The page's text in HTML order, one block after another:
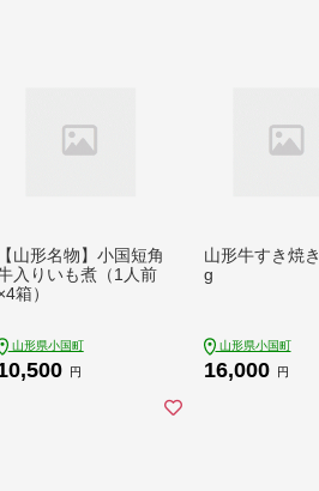
【山形名物】小国短角
入りいも煮（1人前
箱）
山形県小国町
円
山形牛すき焼
g
山形県小国町
16,000 円